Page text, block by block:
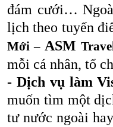
đám cưới…
lịch theo tuyến
Mới –ASM
mỗi cá nhân, tổ
- Dịch vụ làm
muốn tìm một
tư nước ngoài